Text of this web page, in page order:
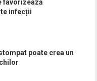
favorizează
infecții
poate crea un